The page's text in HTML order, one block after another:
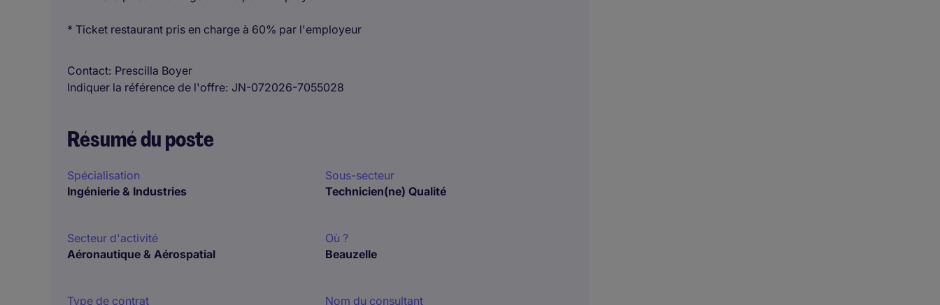
* Ticket restaurant pris en charge à 60% par l'employeur
Contact Prescilla Boyer
Indiquer la référence de l'offre JN-072026-7055028
Résumé du poste
Spécialisation
Ingénierie & Industries
Sous-secteur
Technicien(ne) Qualité
Secteur d'activité
Aéronautique & Aérospatial
Où ?
Beauzelle
Type de contrat
Nom du consultant